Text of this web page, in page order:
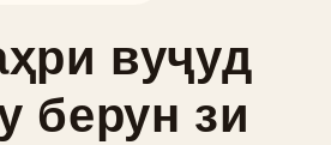
вуҷуд
берун зи